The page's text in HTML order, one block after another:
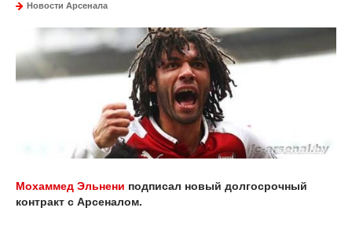
Новости Арсенала
Мохаммед Эльнени подписал новый долгосрочный
контракт с Арсеналом.